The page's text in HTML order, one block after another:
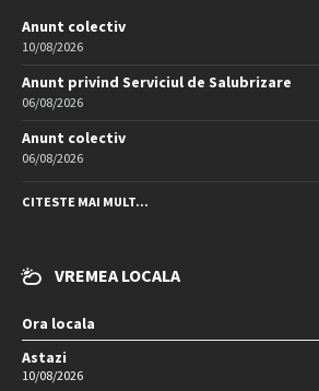
Anunt colectiv
10/08/2026
Anunt privind Serviciul de Salubrizare
06/08/2026
Anunt colectiv
06/08/2026
CITESTE MAI MULT...
VREMEA LOCALA
Ora locala
Astazi
10/08/2026